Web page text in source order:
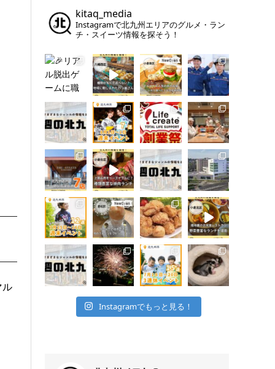
kitaq_media
Instagramで北九州エリアのグルメ・ラン
チ・スイーツ情報を探そう！
Instagramでもっと見る！